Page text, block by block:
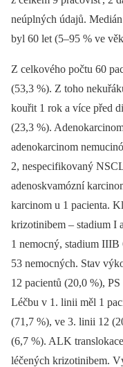
neúplných údajů.
byl 60 let (5–95 % ve
Z celkového počtu 60
(53,3 %). Z toho
kouřit 1 rok a více před
(23,3 %).
adenokarcinom
2, nespecifikovaný
adenoskvamózní
karcinom u 1 pacienta.
krizotinibem –⁠ stadium I
1 nemocný, stadium
53 nemocných. Stav
12 pacientů (20,0 %),
Léčbu v 1. linii měl 1
(71,7 %), ve 3. linii 12
(6,7 %). ALK
léčených krizotinibem.